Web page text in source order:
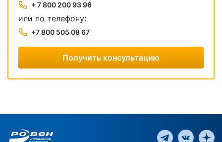
+ 7 800 200 93 96
или по телефону:
+7 800 505 08 67
Получить консультацию